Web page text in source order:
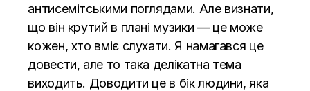
антисемітськими поглядами. Але визнати,
що він крутий в плані музики — це може
кожен, хто вміє слухати. Я намагався це
довести, але то така делікатна тема
виходить. Доводити це в бік людини, яка